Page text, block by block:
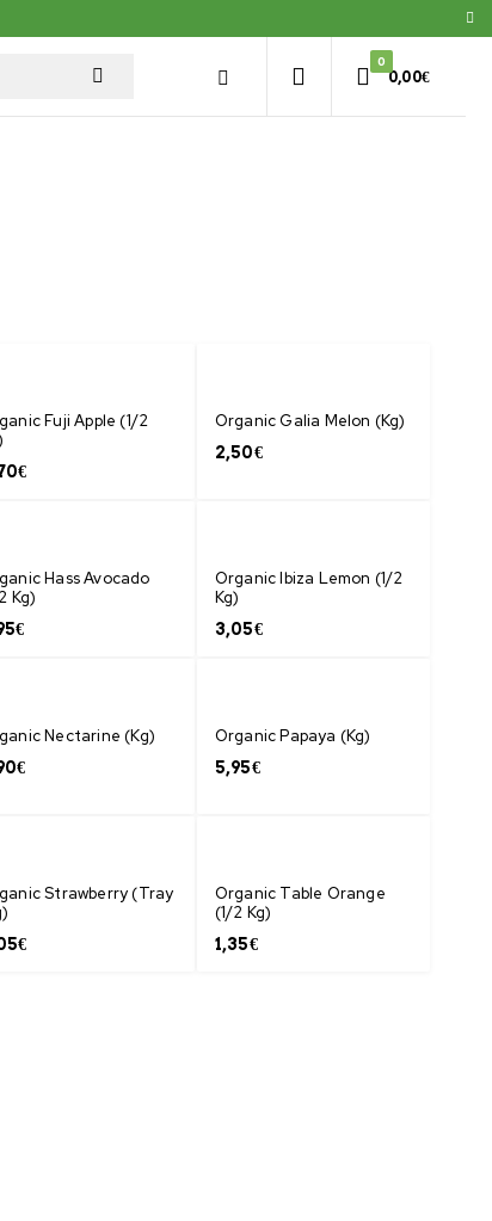
0
0,00€
Fuji Apple (1/2
€
Organic Galia Melon (Kg)
2,50€
Hass Avocado
Kg)
€
Organic Ibiza Lemon (1/2
Kg)
3,05€
Nectarine (Kg)
€
Organic Papaya (Kg)
5,95€
Strawberry (Tray
€
Organic Table Orange
(1/2 Kg)
1,35€